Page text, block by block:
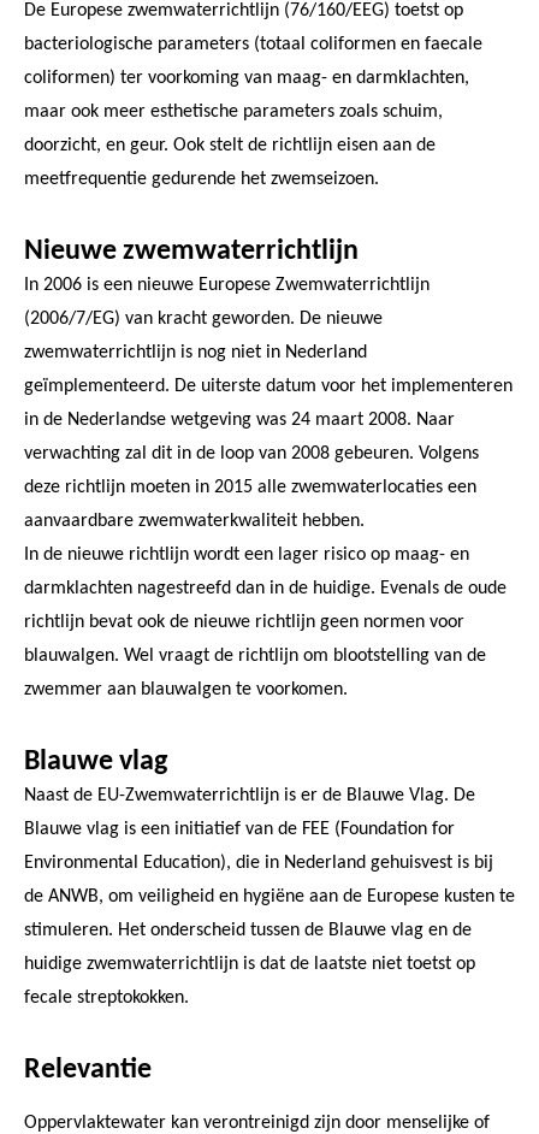
De Europese zwemwaterrichtlijn (76/160/EEG) toetst op
bacteriologische parameters (totaal coliformen en faecale
coliformen) ter voorkoming van maag- en darmklachten,
maar ook meer esthetische parameters zoals schuim,
doorzicht, en geur. Ook stelt de richtlijn eisen aan de
meetfrequentie gedurende het zwemseizoen.
Nieuwe zwemwaterrichtlijn
In 2006 is een nieuwe Europese Zwemwaterrichtlijn
(2006/7/EG) van kracht geworden. De nieuwe
zwemwaterrichtlijn is nog niet in Nederland
geïmplementeerd. De uiterste datum voor het implementeren
in de Nederlandse wetgeving was 24 maart 2008. Naar
verwachting zal dit in de loop van 2008 gebeuren. Volgens
deze richtlijn moeten in 2015 alle zwemwaterlocaties een
aanvaardbare zwemwaterkwaliteit hebben.
In de nieuwe richtlijn wordt een lager risico op maag- en
darmklachten nagestreefd dan in de huidige. Evenals de oude
richtlijn bevat ook de nieuwe richtlijn geen normen voor
blauwalgen. Wel vraagt de richtlijn om blootstelling van de
zwemmer aan blauwalgen te voorkomen.
Blauwe vlag
Naast de EU-Zwemwaterrichtlijn is er de Blauwe Vlag. De
Blauwe vlag is een initiatief van de FEE (Foundation for
Environmental Education), die in Nederland gehuisvest is bij
de ANWB, om veiligheid en hygiëne aan de Europese kusten te
stimuleren. Het onderscheid tussen de Blauwe vlag en de
huidige zwemwaterrichtlijn is dat de laatste niet toetst op
fecale streptokokken.
Relevantie
Oppervlaktewater kan verontreinigd zijn door menselijke of